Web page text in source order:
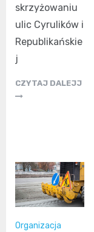
skrzyżowaniu
ulic Cyrulików i
Republikańskie
j
CZYTAJ DALEJJ
Organizacja